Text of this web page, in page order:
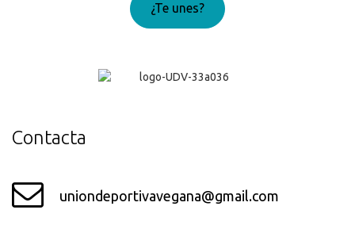
¿Te unes?
Contacta
uniondeportivavegana@gmail.com